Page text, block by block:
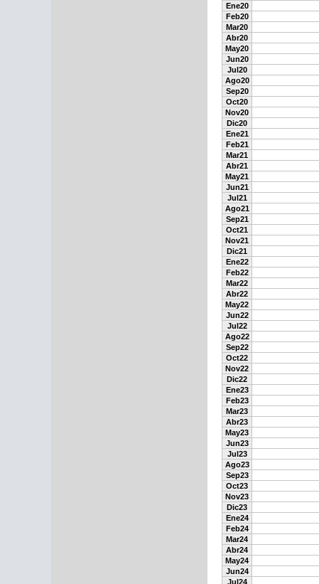
Ene20
Feb20
Mar20
Abr20
May20
Jun20
Jul20
Ago20
Sep20
Oct20
Nov20
Dic20
Ene21
Feb21
Mar21
Abr21
May21
Jun21
Jul21
Ago21
Sep21
Oct21
Nov21
Dic21
Ene22
Feb22
Mar22
Abr22
May22
Jun22
Jul22
Ago22
Sep22
Oct22
Nov22
Dic22
Ene23
Feb23
Mar23
Abr23
May23
Jun23
Jul23
Ago23
Sep23
Oct23
Nov23
Dic23
Ene24
Feb24
Mar24
Abr24
May24
Jun24
Jul24